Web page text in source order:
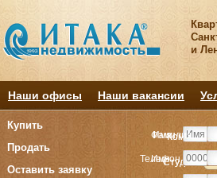
и
Наши офисы Наши вакансии
Купить
Продать
Оставить заявку
Комнату
Студия
Комнату
Студия
Имя
Телефон
Фамилия
Имя